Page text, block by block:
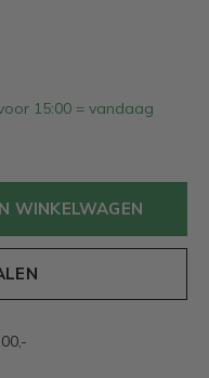
15:00 = vandaag
WINKELWAGEN